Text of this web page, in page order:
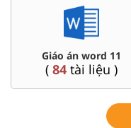
Đề thi HSG 11
(8tài liệu )